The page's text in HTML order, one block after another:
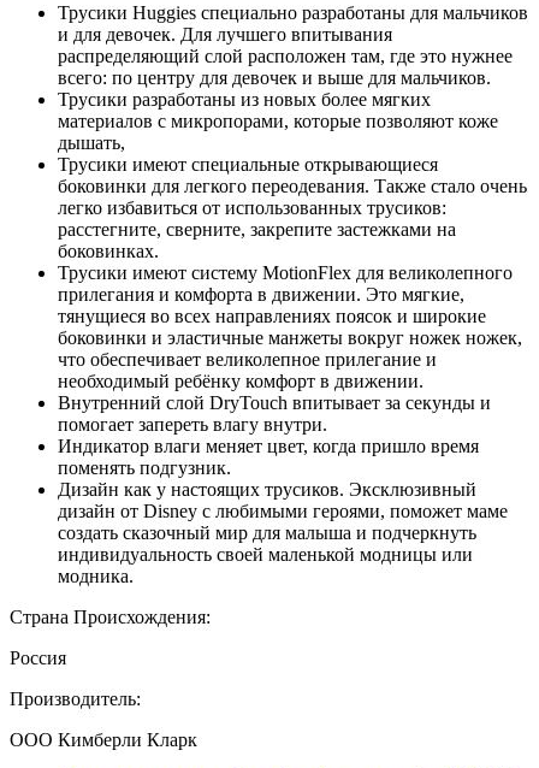
Трусики Huggies специально разработаны для мальчиков
и для девочек. Для лучшего впитывания
распределяющий слой расположен там, где это нужнее
всего: по центру для девочек и выше для мальчиков.
Трусики разработаны из новых более мягких
материалов с микропорами, которые позволяют коже
дышать,
Трусики имеют специальные открывающиеся
боковинки для легкого переодевания. Также стало очень
легко избавиться от использованных трусиков:
расстегните, сверните, закрепите застежками на
боковинках.
Трусики имеют систему MotionFlex для великолепного
прилегания и комфорта в движении. Это мягкие,
тянущиеся во всех направлениях поясок и широкие
боковинки и эластичные манжеты вокруг ножек ножек,
что обеспечивает великолепное прилегание и
необходимый ребёнку комфорт в движении.
Внутренний слой DryTouch впитывает за секунды и
помогает запереть влагу внутри.
Индикатор влаги меняет цвет, когда пришло время
поменять подгузник.
Дизайн как у настоящих трусиков. Эксклюзивный
дизайн от Disney с любимыми героями, поможет маме
создать сказочный мир для малыша и подчеркнуть
индивидуальность своей маленькой модницы или
модника.
Страна Происхождения:
Россия
Производитель:
ООО Кимберли Кларк